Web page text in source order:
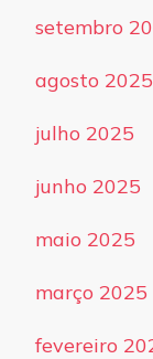
setembro
agosto 2025
julho 2025
junho 2025
maio 2025
março 2025
fevereiro